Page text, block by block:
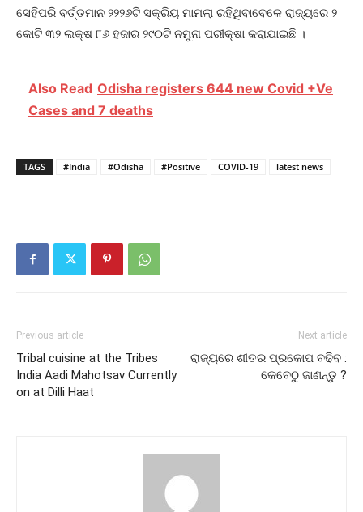
ସେହିପରି ବର୍ତ୍ତମାନ ୨୨୨୬ଟି ସକ୍ରିୟ ମାମଲା ରହିଥିବାବେଳେ ରାଜ୍ୟରେ ୨
କୋଟି ୩୨ ଲକ୍ଷ ୮୬ ହଜାର ୨୯୦ଟି ନମୁନା ପରୀକ୍ଷା କରାଯାଇଛି ।
Also Read Odisha registers 644 new Covid +Ve
Cases and 7 deaths
TAGS #India #Odisha #Positive COVID-19 latest news
Previous article
Tribal cuisine at the Tribes
India Aadi Mahotsav Currently
on at Dilli Haat
Next article
ରାଜ୍ୟରେ ଶୀତର ପ୍ରକୋପ ବଢିବ :
କେବେଠୁ ଜାଣନ୍ତୁ ?